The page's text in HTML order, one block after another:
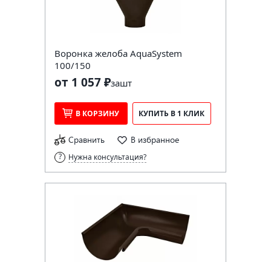
Воронка желоба AquaSystem
100/150
от 1 057 ₽зашт
В КОРЗИНУ КУПИТЬ В 1 КЛИК
Сравнить В избранное
Нужна консультация?